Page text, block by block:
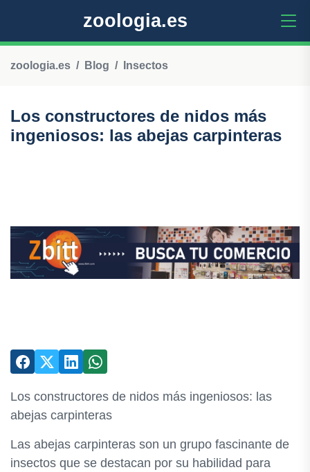
zoologia.es
zoologia.es Blog Insectos
Los constructores de nidos más
ingeniosos: las abejas carpinteras
Los constructores de nidos más ingeniosos: las
abejas carpinteras
Las abejas carpinteras son un grupo fascinante de
insectos que se destacan por su habilidad para